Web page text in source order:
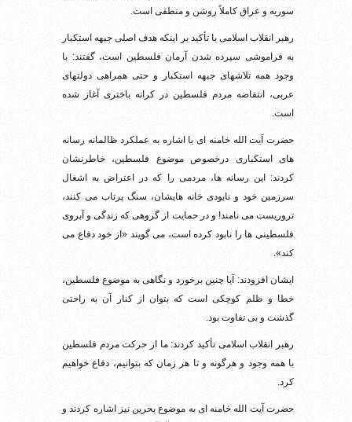
سوریه و عراق کاملاً روشن و منطقی است.
رهبر انقلاب اسلامی با تأکید بر اینکه هدف اصلی جبهه استکبار
به فراموشی سپرده شدن آرمان فلسطین است، گفتند: با
وجود همه تلاشهای جبهه استکبار و حتی همراهی دولتهای
عربی، انتفاضه مردم فلسطین در کرانه باختری آغاز شده
است.
حضرت آیت الله خامنه ای با اشاره به عملکرد ظالمانه رسانه
های استکباری درخصوص موضوع فلسطین، خاطرنشان
کردند: این رسانه ها، مردمی را که در اعتراض به اشغال
سرزمین خود و نابودی خانه هایشان، سنگ پرتاب می کنند،
تروریست می نامند! و در حمایت از گروهی که زندگی و آبروی
فلسطینی ها را نابود کرده است، می گویند «از خود دفاع می
کند».
ایشان افزودند: آیا چنین برخورد و نگاهی به موضوع فلسطین،
خطا و ظلم کوچکی است که بتوان از کنار آن به راحتی
گذشت و بی تفاوت بود.
رهبر انقلاب اسلامی تأکید کردند: ما از حرکت مردم فلسطین
با همه وجود و هرگونه و تا هر زمان که بتوانیم، دفاع خواهیم
کرد.
حضرت آیت الله خامنه ای به موضوع بحرین نیز اشاره کردند و